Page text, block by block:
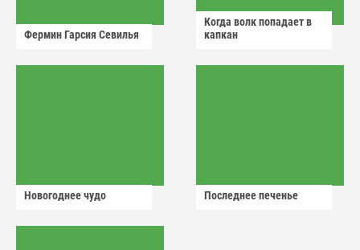
Фермин Гарсия Севилья
Когда волк попадает в
капкан
Новогоднее чудо Последнее печенье